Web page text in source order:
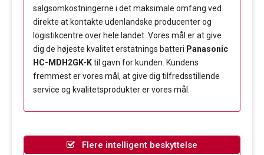
salgsomkostningerne i det maksimale omfang ved
direkte at kontakte udenlandske producenter og
logistikcentre over hele landet. Vores mål er at give
dig de højeste kvalitet erstatnings batteri Panasonic
HC-MDH2GK-Ktil gavn for kunden. Kundens
fremmest er vores mål, at give dig tilfredsstillende
service og kvalitetsprodukter er vores mål.
Flere intelligent beskyttelse